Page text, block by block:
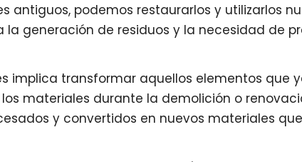
antiguos, podemos restaurarlos y utilizarlos
generación de residuos y la necesidad de
implica transformar aquellos elementos que
materiales durante la demolición o
y convertidos en nuevos materiales